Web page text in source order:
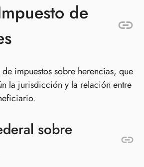
de
impuestos sobre herencias, que
la jurisdicción y la relación entre
sobre